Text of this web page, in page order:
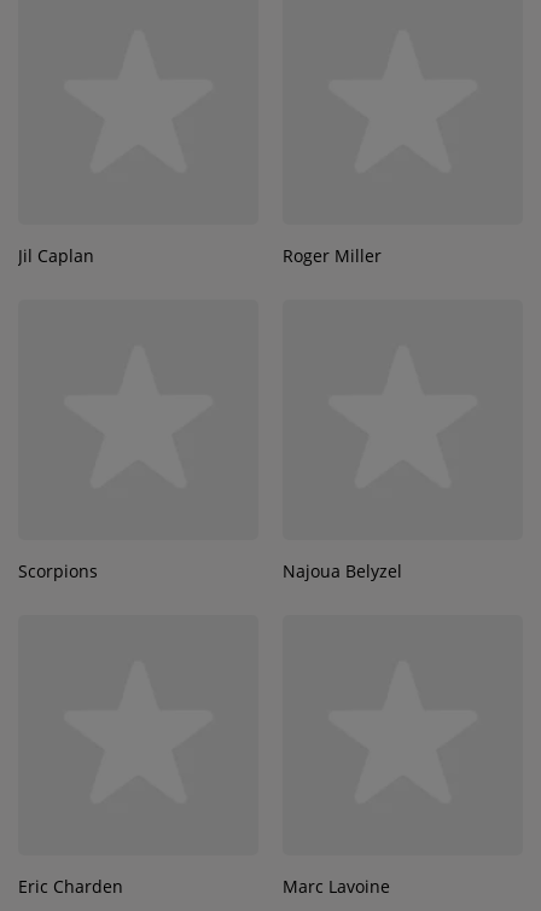
Jil Caplan Roger Miller
Scorpions Najoua Belyzel
Eric Charden Marc Lavoine